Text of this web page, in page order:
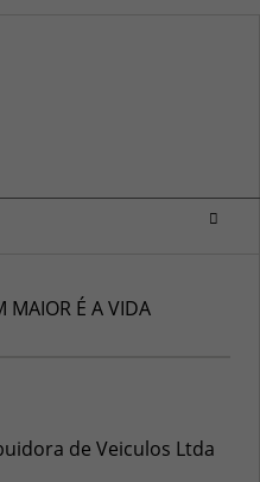
MAIOR É A VIDA
de Veiculos Ltda